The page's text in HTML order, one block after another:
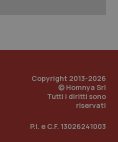
Copyright 2013-2026
© Homnya Srl
Tutti i diritti sono
riservati
P.I. e C.F. 13026241003